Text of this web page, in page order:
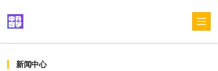
新闻中心